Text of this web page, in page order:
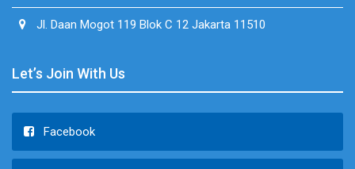
Jl. Daan Mogot 119 Blok C 12 Jakarta 11510
Let’s Join With Us
Facebook